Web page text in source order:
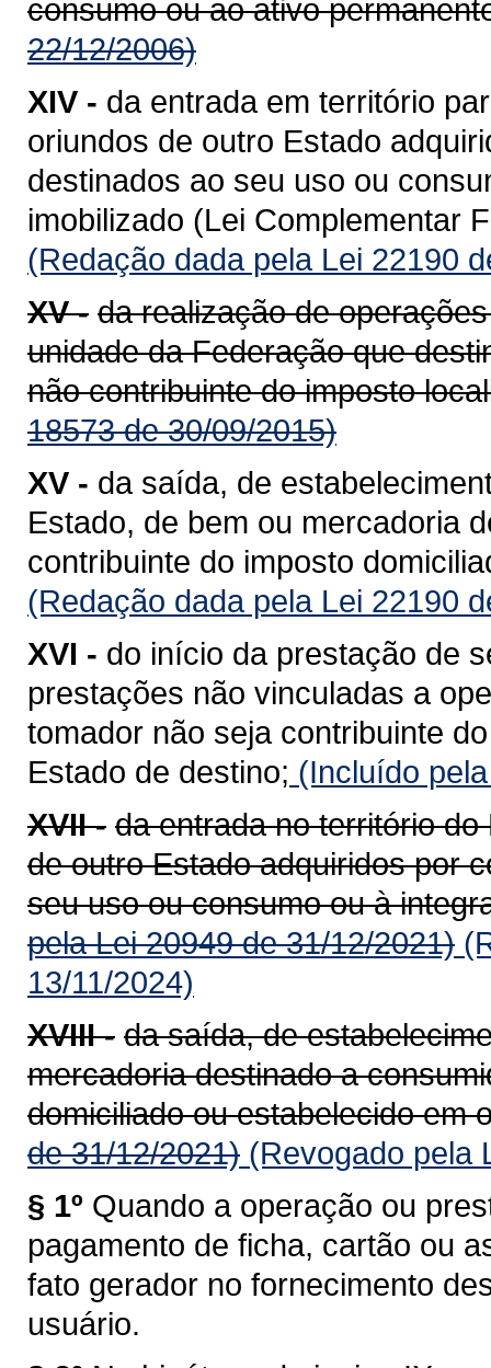
consumo ou ao ativo
22/12/2006)
XIV - da entrada em território
oriundos de outro Estado
destinados ao seu uso ou
imobilizado (Lei Complementar
(Redação dada pela Lei 22190
XV - da realização de
unidade da Federação que
não contribuinte do imposto
18573 de 30/09/2015)
XV - da saída, de
Estado, de bem ou mercadoria
contribuinte do imposto
(Redação dada pela Lei 22190
XVI - do início da prestação de
prestações não vinculadas a
tomador não seja contribuinte
Estado de destino; (Incluído
XVII - da entrada no território
de outro Estado adquiridos por
seu uso ou consumo ou à
pela Lei 20949 de 31/12/2021)
13/11/2024)
XVIII - da saída, de
mercadoria destinado a
domiciliado ou estabelecido em
de 31/12/2021) (Revogado pela
§ 1º Quando a operação ou
pagamento de ficha, cartão ou
fato gerador no fornecimento
usuário.